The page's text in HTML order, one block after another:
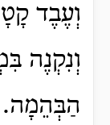
וְעֶבֶד
וְנִקְנֶה
הַבְּהֵמָה.